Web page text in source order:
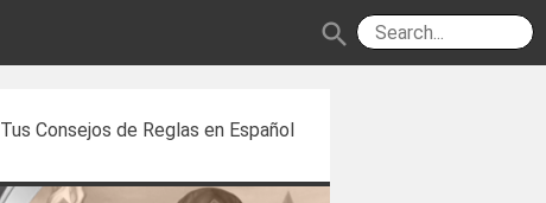
search
Tus Consejos de Reglas en Español